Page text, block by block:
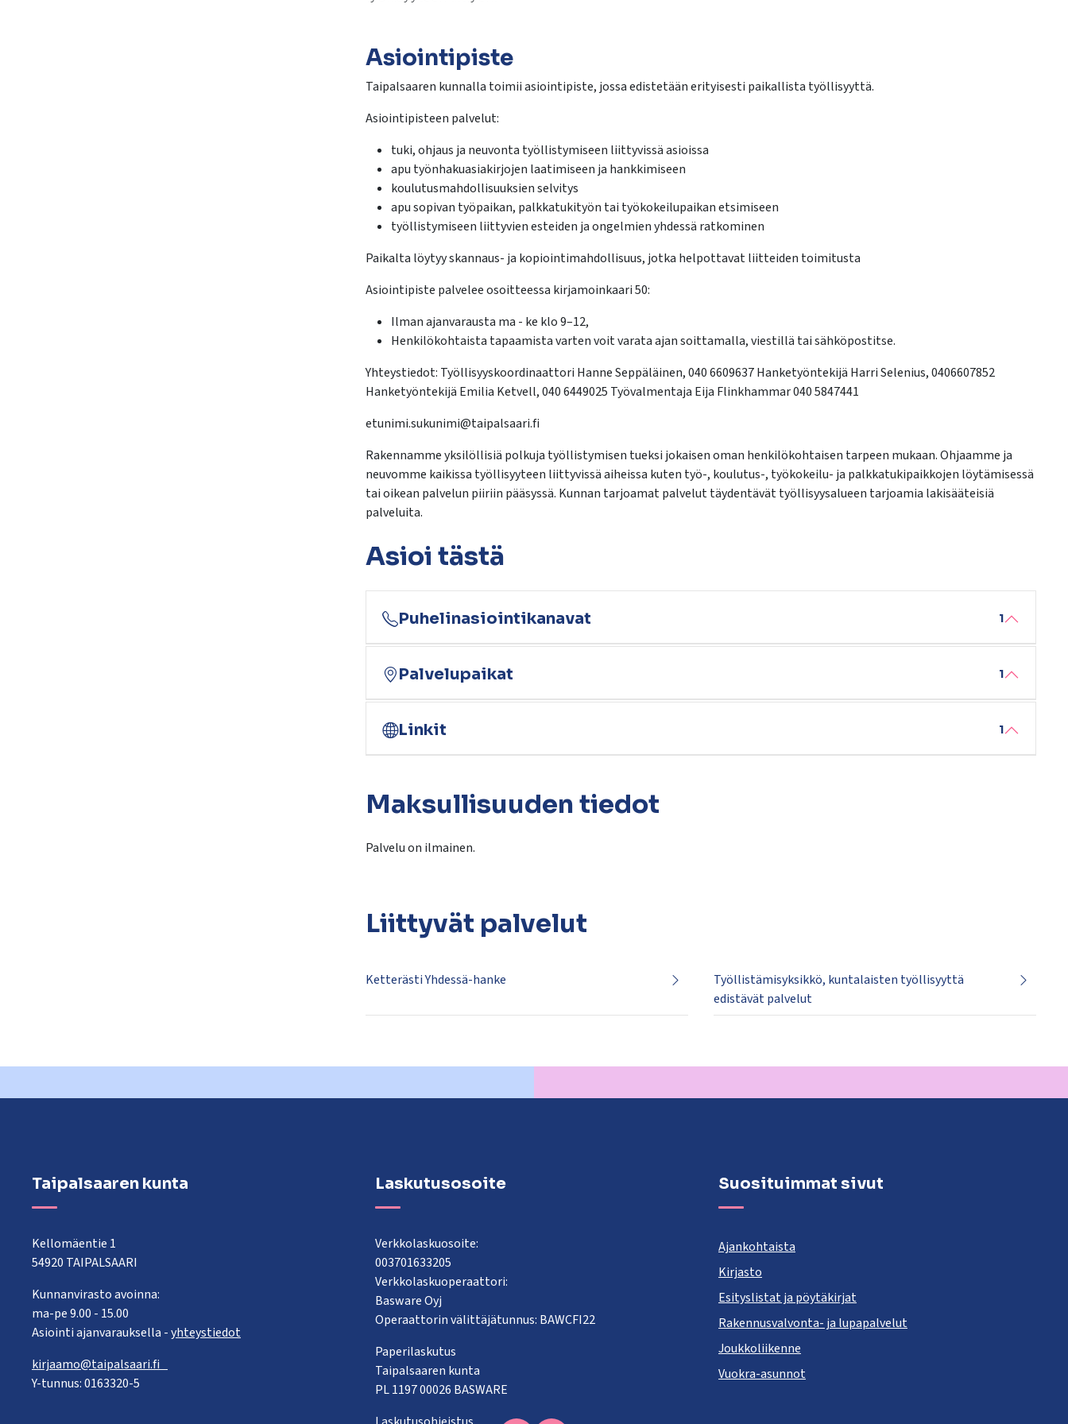
Asiointipiste
Taipalsaaren kunnalla toimii asiointipiste, jossa edistetään erityisesti paikallista työllisyyttä.
Asiointipisteen palvelut:
tuki, ohjaus ja neuvonta työllistymiseen liittyvissä asioissa
apu työnhakuasiakirjojen laatimiseen ja hankkimiseen
koulutusmahdollisuuksien selvitys
apu sopivan työpaikan, palkkatukityön tai työkokeilupaikan etsimiseen
työllistymiseen liittyvien esteiden ja ongelmien yhdessä ratkominen
Paikalta löytyy skannaus- ja kopiointimahdollisuus, jotka helpottavat liitteiden toimitusta
Asiointipiste palvelee osoitteessa kirjamoinkaari 50:
Ilman ajanvarausta ma - ke klo 9–12,
Henkilökohtaista tapaamista varten voit varata ajan soittamalla, viestillä tai sähköpostitse.
Yhteystiedot: Työllisyyskoordinaattori Hanne Seppäläinen, 040 6609637 Hanketyöntekijä Harri Selenius, 0406607852
Hanketyöntekijä Emilia Ketvell, 040 6449025 Työvalmentaja Eija Flinkhammar 040 5847441
etunimi.sukunimi@taipalsaari.fi
Rakennamme yksilöllisiä polkuja työllistymisen tueksi jokaisen oman henkilökohtaisen tarpeen mukaan. Ohjaamme ja
neuvomme kaikissa työllisyyteen liittyvissä aiheissa kuten työ-, koulutus-, työkokeilu- ja palkkatukipaikkojen löytämisessä
tai oikean palvelun piiriin pääsyssä. Kunnan tarjoamat palvelut täydentävät työllisyysalueen tarjoamia lakisääteisiä
palveluita.
Asioi tästä
Puhelinasiointikanavat 1
Palvelupaikat 1
Linkit 1
Maksullisuuden tiedot
Palvelu on ilmainen.
Liittyvät palvelut
Ketterästi Yhdessä-hanke
Työllistämisyksikkö, kuntalaisten työllisyyttä
edistävät palvelut
Taipalsaaren kunta
Kellomäentie 1
54920 TAIPALSAARI
Kunnanvirasto avoinna:
ma-pe 9.00 - 15.00
Asiointi ajanvarauksella -yhteystiedot
kirjaamo@taipalsaari.fi
Y-tunnus: 0163320-5
Laskutusosoite
Verkkolaskuosoite:
003701633205
Verkkolaskuoperaattori:
Basware Oyj
Operaattorin välittäjätunnus: BAWCFI22
Paperilaskutus
Taipalsaaren kunta
PL 1197 00026 BASWARE
Suosituimmat sivut
Ajankohtaista
Kirjasto
Esityslistat ja pöytäkirjat
Rakennusvalvonta- ja lupapalvelut
Joukkoliikenne
Vuokra-asunnot